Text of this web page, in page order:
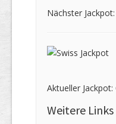
Nächster
Aktueller Jackpot:
Weitere Links